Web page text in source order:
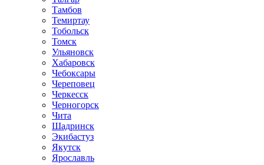
Тамбов
Темиртау
Тобольск
Томск
Ульяновск
Хабаровск
Чебоксары
Череповец
Черкесск
Черногорск
Чита
Шадринск
Экибастуз
Якутск
Ярославль